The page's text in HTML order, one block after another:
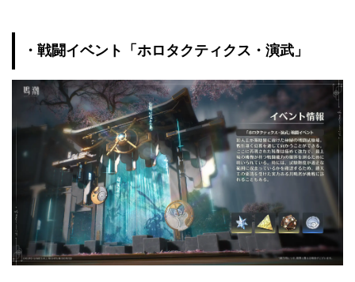
・戦闘イベント「ホロタクティクス・演武」